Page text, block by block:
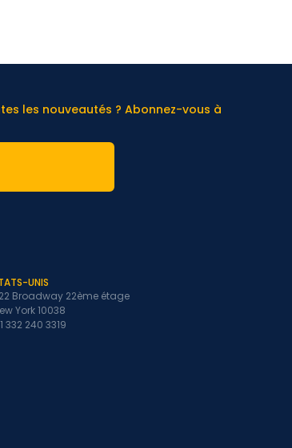
les nouveautés ? Abonnez-vous à
UNIS
Broadway 22ème étage
York 10038
332 240 3319